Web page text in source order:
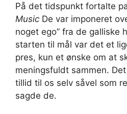
På det tidspunkt fortalte
Music De var imponeret
noget ego” fra de galliske
starten til mål var det et
pres, kun et ønske om at
meningsfuldt sammen.
tillid til os selv såvel som
sagde de.